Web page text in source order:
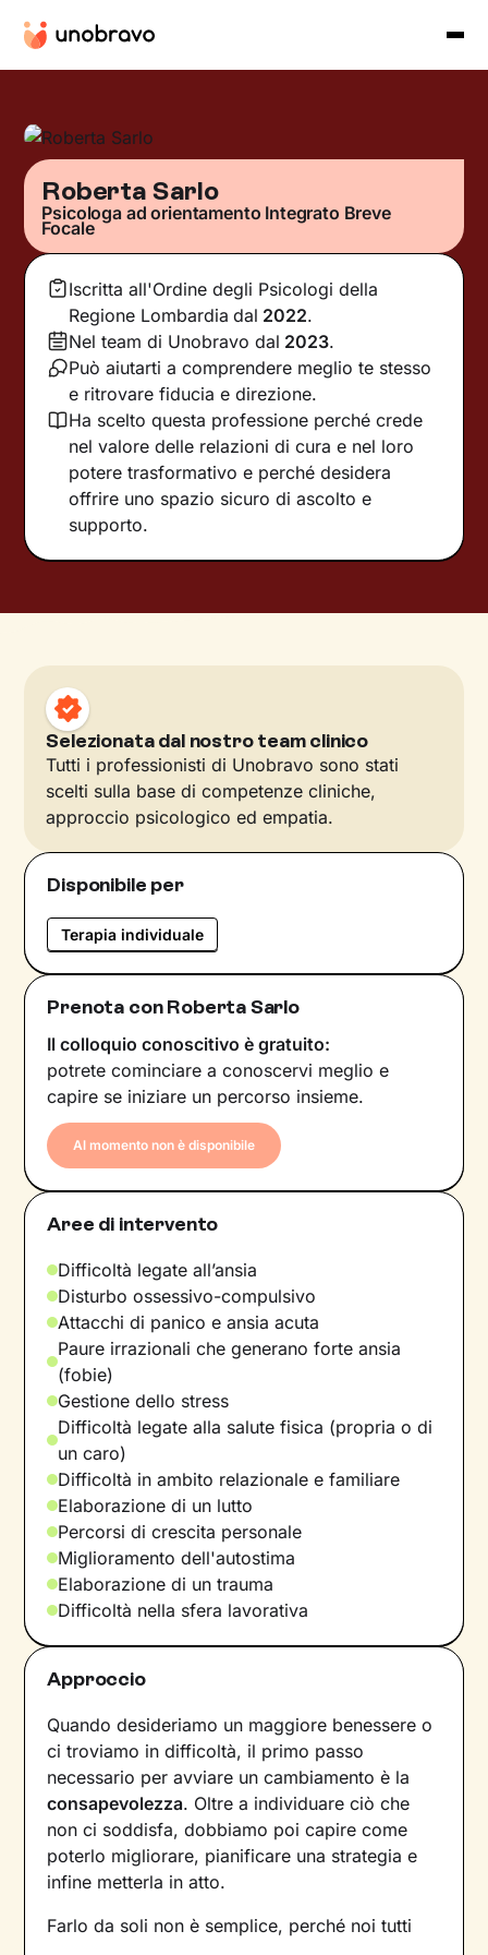
Roberta Sarlo
Psicologa ad orientamento Integrato Breve
Focale
Iscritta all'Ordine degli Psicologi della
Regione Lombardia dal 2022.
Nel team di Unobravo dal 2023.
Può aiutarti a comprendere meglio te stesso
e ritrovare fiducia e direzione.
Ha scelto questa professione perché crede
nel valore delle relazioni di cura e nel loro
potere trasformativo e perché desidera
offrire uno spazio sicuro di ascolto e
supporto.
Selezionata dal nostro team clinico
Tutti i professionisti di Unobravo sono stati
scelti sulla base di competenze cliniche,
approccio psicologico ed empatia.
Disponibile per
Terapia individuale
Prenota con Roberta Sarlo
Il colloquio conoscitivo è gratuito:
potrete cominciare a conoscervi meglio e
capire se iniziare un percorso insieme.
Al momento non è disponibile
Aree di intervento
Difficoltà legate all’ansia
Disturbo ossessivo-compulsivo
Attacchi di panico e ansia acuta
Paure irrazionali che generano forte ansia
(fobie)
Gestione dello stress
Difficoltà legate alla salute fisica (propria o di
un caro)
Difficoltà in ambito relazionale e familiare
Elaborazione di un lutto
Percorsi di crescita personale
Miglioramento dell'autostima
Elaborazione di un trauma
Difficoltà nella sfera lavorativa
Approccio
Quando desideriamo un maggiore benessere o
ci troviamo in difficoltà, il primo passo
necessario per avviare un cambiamento è la
consapevolezza. Oltre a individuare ciò che
non ci soddisfa, dobbiamo poi capire come
poterlo migliorare, pianificare una strategia e
infine metterla in atto.
Farlo da soli non è semplice, perché noi tutti